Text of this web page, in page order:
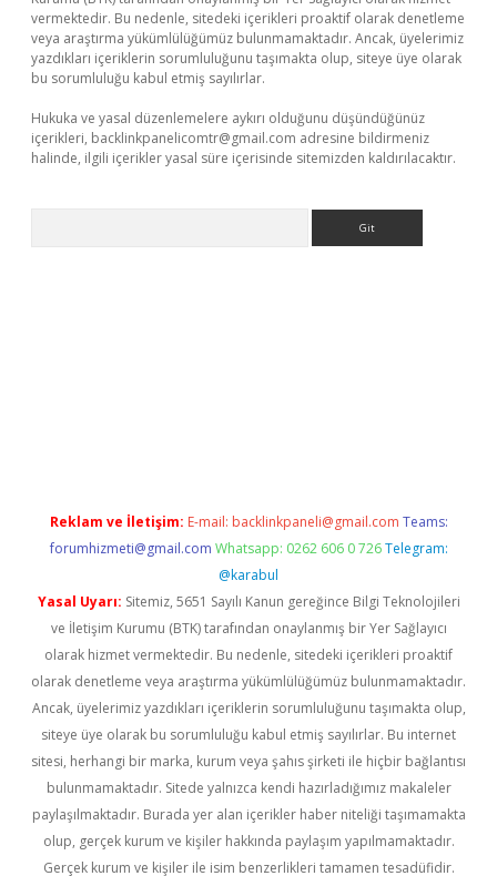
vermektedir. Bu nedenle, sitedeki içerikleri proaktif olarak denetleme
veya araştırma yükümlülüğümüz bulunmamaktadır. Ancak, üyelerimiz
yazdıkları içeriklerin sorumluluğunu taşımakta olup, siteye üye olarak
bu sorumluluğu kabul etmiş sayılırlar.
Hukuka ve yasal düzenlemelere aykırı olduğunu düşündüğünüz
içerikleri, backlinkpanelicomtr@gmail.com adresine bildirmeniz
halinde, ilgili içerikler yasal süre içerisinde sitemizden kaldırılacaktır.
Reklam ve İletişim: E-mail: backlinkpaneli@gmail.com Teams:
forumhizmeti@gmail.com Whatsapp: 0262 606 0 726 Telegram:
@karabul
Yasal Uyarı: Sitemiz, 5651 Sayılı Kanun gereğince Bilgi Teknolojileri
ve İletişim Kurumu (BTK) tarafından onaylanmış bir Yer Sağlayıcı
olarak hizmet vermektedir. Bu nedenle, sitedeki içerikleri proaktif
olarak denetleme veya araştırma yükümlülüğümüz bulunmamaktadır.
Ancak, üyelerimiz yazdıkları içeriklerin sorumluluğunu taşımakta olup,
siteye üye olarak bu sorumluluğu kabul etmiş sayılırlar. Bu internet
sitesi, herhangi bir marka, kurum veya şahıs şirketi ile hiçbir bağlantısı
bulunmamaktadır. Sitede yalnızca kendi hazırladığımız makaleler
paylaşılmaktadır. Burada yer alan içerikler haber niteliği taşımamakta
olup, gerçek kurum ve kişiler hakkında paylaşım yapılmamaktadır.
Gerçek kurum ve kişiler ile isim benzerlikleri tamamen tesadüfidir.